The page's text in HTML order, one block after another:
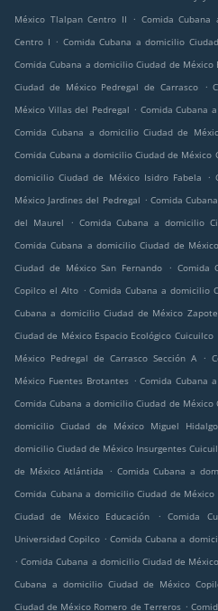
México Tlalpan Centro II
. Comida
Centro I . Comida Cubana a domicilio
Comida Cubana a domicilio Ciudad de México
Ciudad de México Pedregal de Carrasco
.
México Villas del Pedregal . Comida Cubana
Comida Cubana a domicilio Ciudad de
Comida Cubana a domicilio Ciudad de México
domicilio Ciudad de México Isidro Fabela
.
México Jardines del Pedregal . Comida
del Maurel
. Comida Cubana a domicilio
Comida Cubana a domicilio Ciudad de
Ciudad de México San Fernando
. Comida
Copilco el Alto . Comida Cubana a domicilio
Cubana a domicilio Ciudad de México
Ciudad de México Espacio Ecológico Cuicuilco
México Pedregal de Carrasco Sección A
.
México Fuentes Brotantes . Comida Cubana
Comida Cubana a domicilio Ciudad de México
domicilio Ciudad de México Miguel
domicilio Ciudad de México Insurgentes
de México Atlántida
. Comida Cubana a
Comida Cubana a domicilio Ciudad de México
Ciudad de México Educación
. Comida
Universidad Copilco . Comida Cubana a
. Comida Cubana a domicilio Ciudad de
Cubana a domicilio Ciudad de México
Ciudad de México Romero de Terreros .